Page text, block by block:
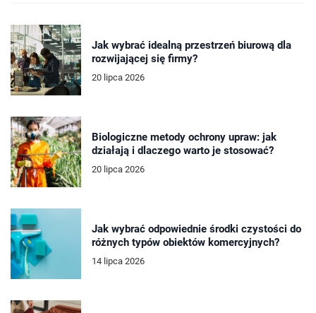
Jak wybrać idealną przestrzeń biurową dla
rozwijającej się firmy?
20 lipca 2026
Biologiczne metody ochrony upraw: jak
działają i dlaczego warto je stosować?
20 lipca 2026
Jak wybrać odpowiednie środki czystości do
różnych typów obiektów komercyjnych?
14 lipca 2026